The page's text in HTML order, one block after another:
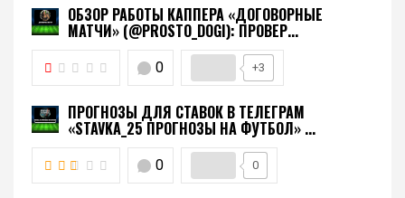
ОБЗОР РАБОТЫ КАППЕРА «ДОГОВОРНЫЕ
МАТЧИ» (@PROSTO_DOGI): ПРОВЕР...
0 +3
ПРОГНОЗЫ ДЛЯ СТАВОК В ТЕЛЕГРАМ
«STAVKA_25 ПРОГНОЗЫ НА ФУТБОЛ» ...
0 0